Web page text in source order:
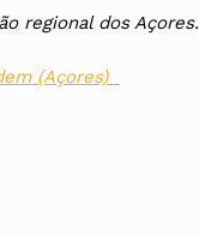
regional dos Açores.
(Açores)